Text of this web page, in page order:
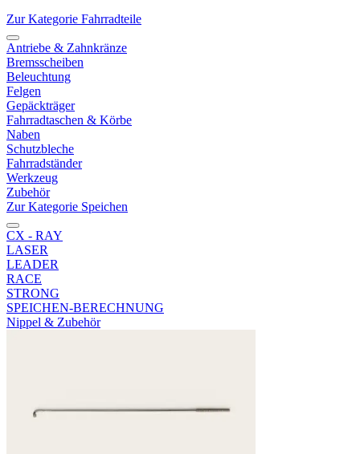
Zur Kategorie Fahrradteile
Antriebe & Zahnkränze
Bremsscheiben
Beleuchtung
Felgen
Gepäckträger
Fahrradtaschen & Körbe
Naben
Schutzbleche
Fahrradständer
Werkzeug
Zubehör
Zur Kategorie Speichen
CX - RAY
LASER
LEADER
RACE
STRONG
SPEICHEN-BERECHNUNG
Nippel & Zubehör